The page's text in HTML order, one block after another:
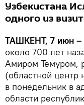
Узбекистана
одного из
ТАШКЕНТ, 7 июн –
около 700 лет
Амиром Темуром,
(областной центр
в понедельник в
области